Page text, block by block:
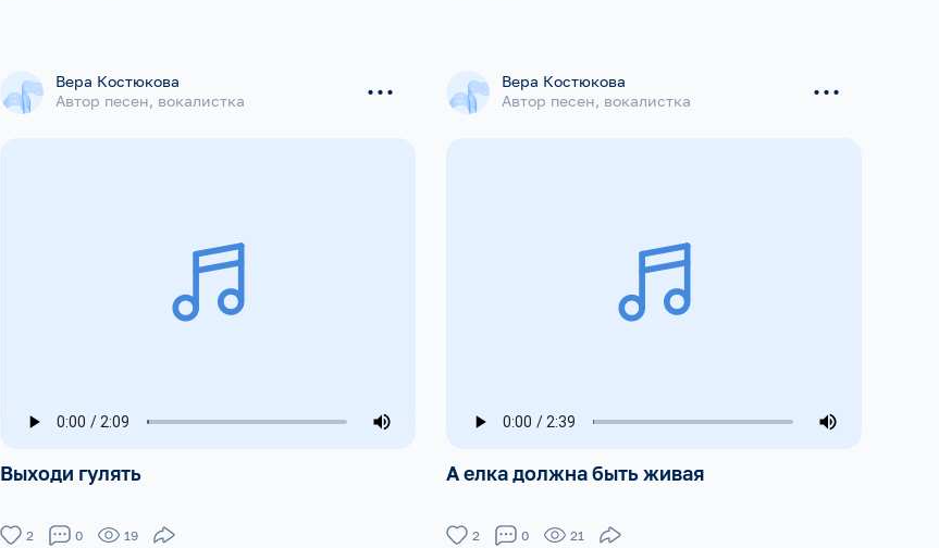
Вера Костюкова
Автор песен, вокалистка
...
Выходи гулять
2 0 19
Вера Костюкова
Автор песен, вокалистка
...
А елка должна быть живая
2 0 21